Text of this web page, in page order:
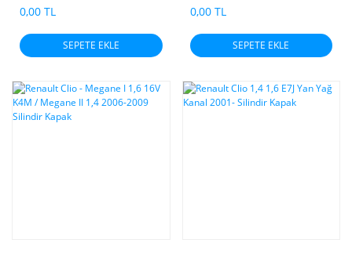
- 740 - 760 - 762 - 766 - 768 -
792 90HP9 Silindir Kapak Euro
4 Okuyucusuz
0,00 TL
SEPETE EKLE
0,00 TL
SEPETE EKLE